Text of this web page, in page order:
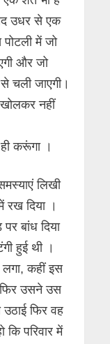
उधर से एक
में जो
और जो
चली जाएगी।
नहीं
करूंगा ।
लिखी
दिया ।
बांध दिया
हुई थी ।
कहीं इस
फिर उसने उस
उठाई फिर वह
कि परिवार में